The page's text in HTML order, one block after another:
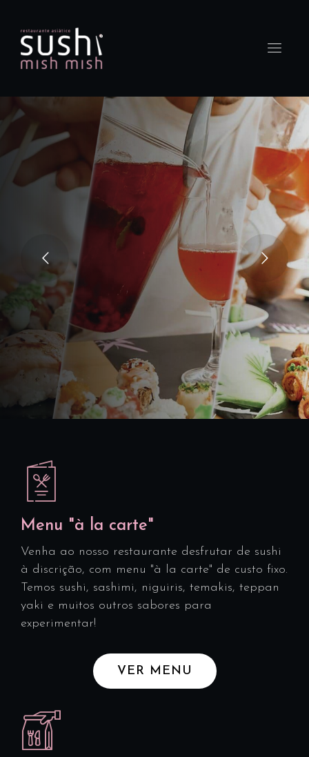
Menu "à la carte"
Venha ao nosso restaurante desfrutar de sushi
à discrição, com menu "à la carte" de custo fixo.
Temos sushi, sashimi, niguiris, temakis, teppan
yaki e muitos outros sabores para
experimentar!
ingrediente
ativo
tadalafil
VER MENU